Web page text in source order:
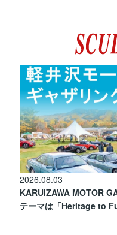
2026.08.03
KARUIZAWA MOTOR
テーマは「Heritage to